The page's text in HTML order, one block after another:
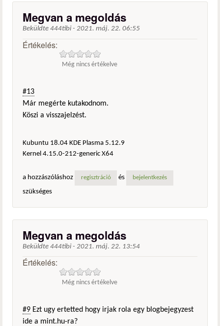
Megvan a megoldás
Beküldte 444tibi - 2021. máj. 22. 06:55
Értékelés:
Még nincs értékelve
#13
Már megérte kutakodnom.
Köszi a visszajelzést.
Kubuntu 18.04 KDE Plasma 5.12.9
Kernel 4.15.0-212-generic X64
a hozzászóláshoz regisztráció és bejelentkezés
szükséges
Megvan a megoldás
Beküldte 444tibi - 2021. máj. 22. 13:54
Értékelés:
Még nincs értékelve
#9 Ezt ugy ertetted hogy irjak rola egy blogbejegyzest
ide a mint.hu-ra?